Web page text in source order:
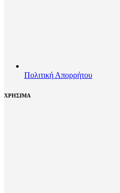
Πολιτική Απορρήτου
ΧΡΗΣΙΜΑ